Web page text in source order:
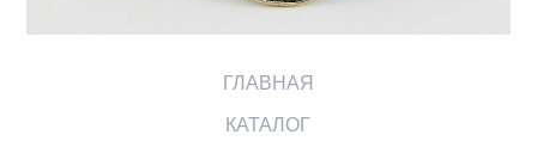
ГЛАВНАЯ
КАТАЛОГ